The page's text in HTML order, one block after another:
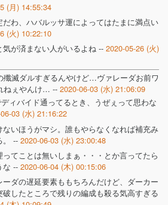
(月) 14:55:34
わ、ハバルッサ運によってはたまに満点い
(火) 10:22:10
が済まない人がいるよね -- 2020-05-26 (火)
滅ダルすぎるんやけど…ヴァレーダお前ワ
ねぇやんけ… -- 2020-06-03 (水) 21:06:09
ィバイド通ってるとき、うぜぇって思わな
03 (水) 21:16:22
いほうがマシ。誰もやらなくなれば補充み
。 -- 2020-06-03 (水) 23:00:48
てことは無いしまぁ・・・とか言ってたら
な -- 2020-06-04 (木) 00:15:06
ダの遅延要素ももちろんだけど、ダーカー
したところで残りの編成も殺る気高すぎる